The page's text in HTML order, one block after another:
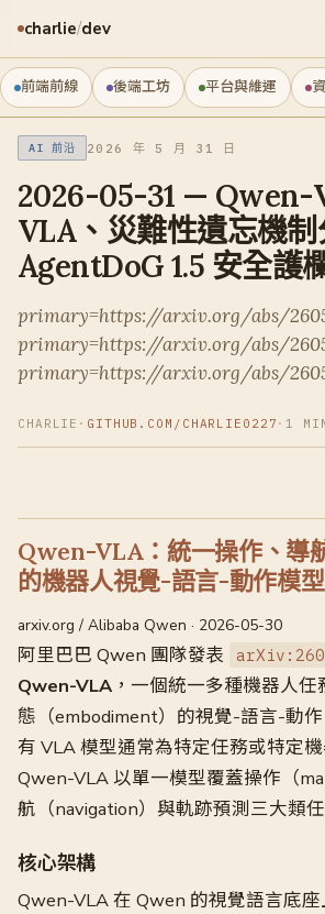
charlie/dev
前端前線 後端工坊 平台與維運
AI 前沿 2026 年 5 月 31 日
2026-05-31 — Qwen-
VLA、災難性遺忘機制
AgentDoG 1.5 安全護
primary=https://arxiv.org/abs/
primary=https://arxiv.org/abs/
primary=https://arxiv.org/abs/
CHARLIE · GITHUB.COM/CHARLIE0227 · 1
Qwen-VLA：統一操作、導
的機器人視覺-語言-動作模型
arxiv.org / Alibaba Qwen · 2026-05-30
阿里巴巴 Qwen 團隊發表
Qwen-VLA ，一個統一多種機器人
態（embodiment）的視覺-語言-動
有 VLA 模型通常為特定任務或特定
Qwen-VLA 以單一模型覆蓋操作（
航（navigation）與軌跡預測三大類任
核心架構
Qwen-VLA 在 Qwen 的視覺語言底